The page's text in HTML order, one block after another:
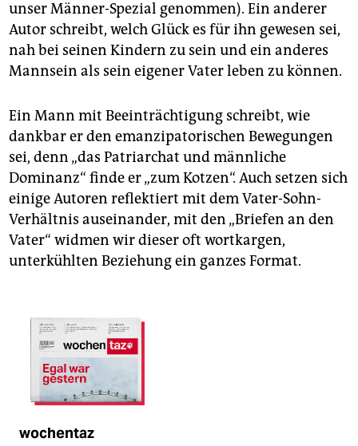
unser Männer-Spezial genommen). Ein anderer
Autor schreibt, welch Glück es für ihn gewesen sei,
nah bei seinen Kindern zu sein und ein anderes
Mannsein als sein eigener Vater leben zu können.
Ein Mann mit Beeinträchtigung schreibt, wie
dankbar er den emanzipatorischen Bewegungen
sei, denn „das Patriarchat und männliche
Dominanz“ finde er „zum Kotzen“. Auch setzen sich
einige Autoren reflektiert mit dem Vater-Sohn-
Verhältnis auseinander, mit den „Briefen an den
Vater“ widmen wir dieser oft wortkargen,
unterkühlten Beziehung ein ganzes Format.
wochentaz